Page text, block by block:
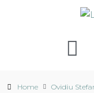
Home Ovidiu